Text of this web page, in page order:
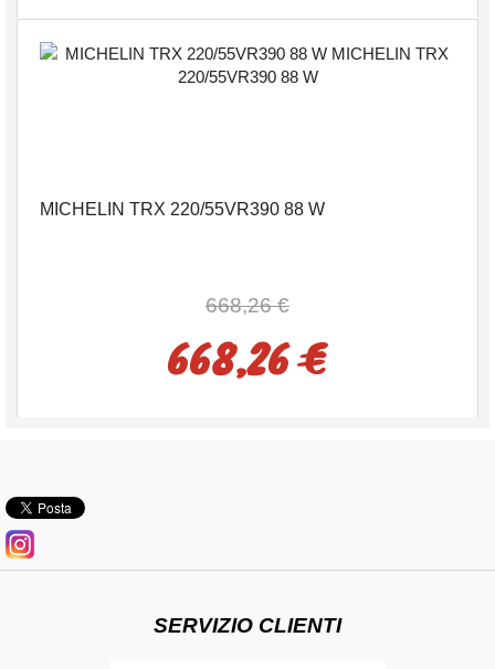
MICHELIN TRX 220/55VR390 88 W
668,26 €
668,26 €
SERVIZIO CLIENTI